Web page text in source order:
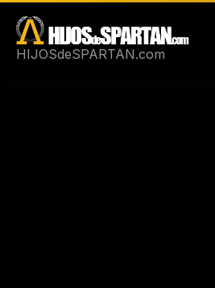
contenido
HIJOSdeSPARTAN.com